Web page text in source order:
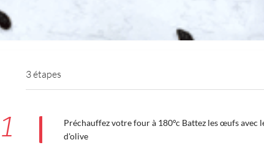
3 étapes
1
Préchauffez votre four à 180°c Battez les œufs avec
d'olive